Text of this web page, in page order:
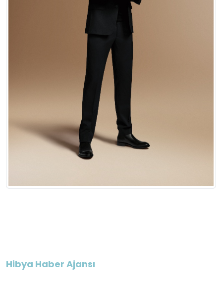
Hibya Haber Ajansı